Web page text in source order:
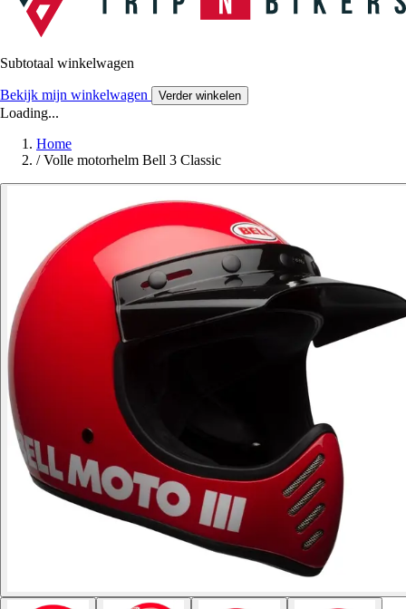
Subtotaal winkelwagen
Bekijk mijn winkelwagen Verder winkelen
Loading...
Home
/ Volle motorhelm Bell 3 Classic